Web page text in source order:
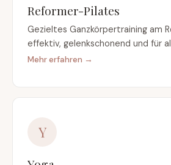
Reformer-Pilates
Gezieltes Ganzkörpertraining am
effektiv, gelenkschonend und für
Mehr erfahren →
Y